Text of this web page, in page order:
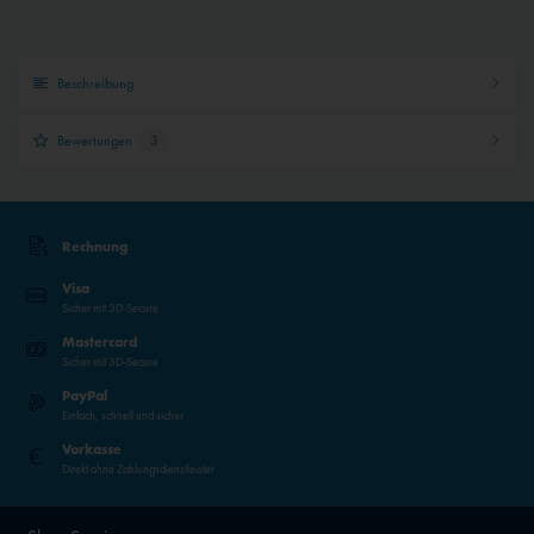
Beschreibung
Bewertungen 3
Rechnung
Visa
Sicher mit 3D-Secure
Mastercard
Sicher mit 3D-Secure
PayPal
Einfach, schnell und sicher
Vorkasse
Direkt ohne Zahlungsdienstleister